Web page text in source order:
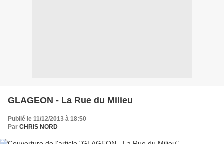
GLAGEON - La Rue du Milieu
Publié le 11/12/2013 à 18:50
Par CHRIS NORD